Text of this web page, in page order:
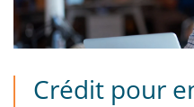
Crédit pour